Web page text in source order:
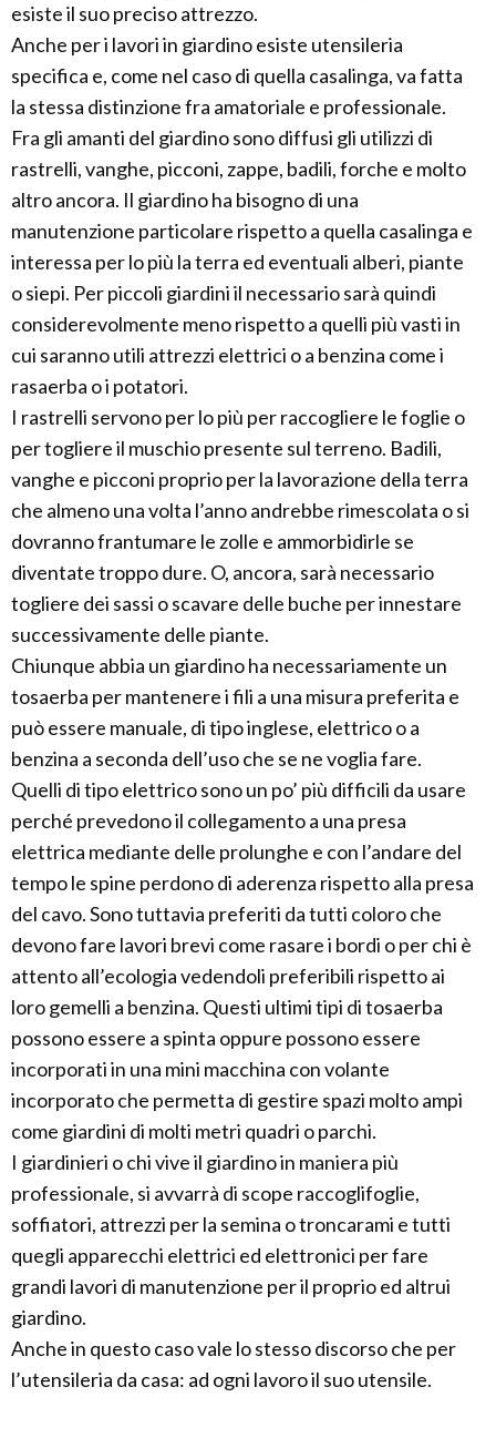
esiste il suo preciso attrezzo.
Anche per i lavori in giardino esiste utensileria
specifica e, come nel caso di quella casalinga, va fatta
la stessa distinzione fra amatoriale e professionale.
Fra gli amanti del giardino sono diffusi gli utilizzi di
rastrelli, vanghe, picconi, zappe, badili, forche e molto
altro ancora. Il giardino ha bisogno di una
manutenzione particolare rispetto a quella casalinga e
interessa per lo più la terra ed eventuali alberi, piante
o siepi. Per piccoli giardini il necessario sarà quindi
considerevolmente meno rispetto a quelli più vasti in
cui saranno utili attrezzi elettrici o a benzina come i
rasaerba o i potatori.
I rastrelli servono per lo più per raccogliere le foglie o
per togliere il muschio presente sul terreno. Badili,
vanghe e picconi proprio per la lavorazione della terra
che almeno una volta l’anno andrebbe rimescolata o si
dovranno frantumare le zolle e ammorbidirle se
diventate troppo dure. O, ancora, sarà necessario
togliere dei sassi o scavare delle buche per innestare
successivamente delle piante.
Chiunque abbia un giardino ha necessariamente un
tosaerba per mantenere i fili a una misura preferita e
può essere manuale, di tipo inglese, elettrico o a
benzina a seconda dell’uso che se ne voglia fare.
Quelli di tipo elettrico sono un po’ più difficili da usare
perché prevedono il collegamento a una presa
elettrica mediante delle prolunghe e con l’andare del
tempo le spine perdono di aderenza rispetto alla presa
del cavo. Sono tuttavia preferiti da tutti coloro che
devono fare lavori brevi come rasare i bordi o per chi è
attento all’ecologia vedendoli preferibili rispetto ai
loro gemelli a benzina. Questi ultimi tipi di tosaerba
possono essere a spinta oppure possono essere
incorporati in una mini macchina con volante
incorporato che permetta di gestire spazi molto ampi
come giardini di molti metri quadri o parchi.
I giardinieri o chi vive il giardino in maniera più
professionale, si avvarrà di scope raccoglifoglie,
soffiatori, attrezzi per la semina o troncarami e tutti
quegli apparecchi elettrici ed elettronici per fare
grandi lavori di manutenzione per il proprio ed altrui
giardino.
Anche in questo caso vale lo stesso discorso che per
l’utensileria da casa: ad ogni lavoro il suo utensile.